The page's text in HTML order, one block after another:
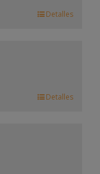
Detalles
Detalles